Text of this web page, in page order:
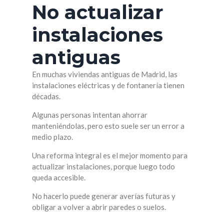
No actualizar
instalaciones
antiguas
En muchas viviendas antiguas de Madrid, las
instalaciones eléctricas y de fontanería tienen
décadas.
Algunas personas intentan ahorrar
manteniéndolas, pero esto suele ser un error a
medio plazo.
Una reforma integral es el mejor momento para
actualizar instalaciones, porque luego todo
queda accesible.
No hacerlo puede generar averías futuras y
obligar a volver a abrir paredes o suelos.